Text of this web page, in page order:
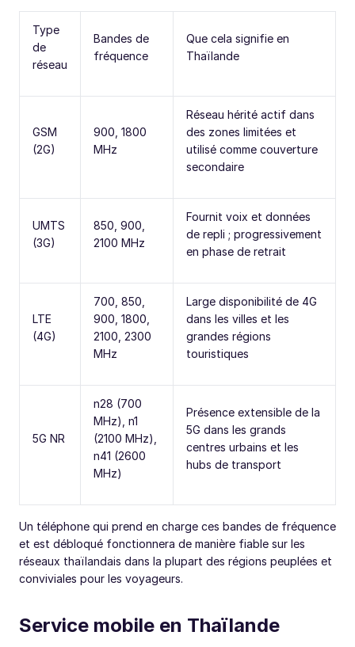
Type
de
réseau
Bandes de
fréquence
Que cela signifie en
Thaïlande
GSM
(2G)
900, 1800
MHz
Réseau hérité actif dans
des zones limitées et
utilisé comme couverture
secondaire
UMTS
(3G)
850, 900,
2100 MHz
Fournit voix et données
de repli ; progressivement
en phase de retrait
LTE
(4G)
700, 850,
900, 1800,
2100, 2300
MHz
Large disponibilité de 4G
dans les villes et les
grandes régions
touristiques
5G NR
n28 (700
MHz), n1
(2100 MHz),
n41 (2600
MHz)
Présence extensible de la
5G dans les grands
centres urbains et les
hubs de transport
Un téléphone qui prend en charge ces bandes de fréquence
et est débloqué fonctionnera de manière fiable sur les
réseaux thaïlandais dans la plupart des régions peuplées et
conviviales pour les voyageurs.
Service mobile en Thaïlande